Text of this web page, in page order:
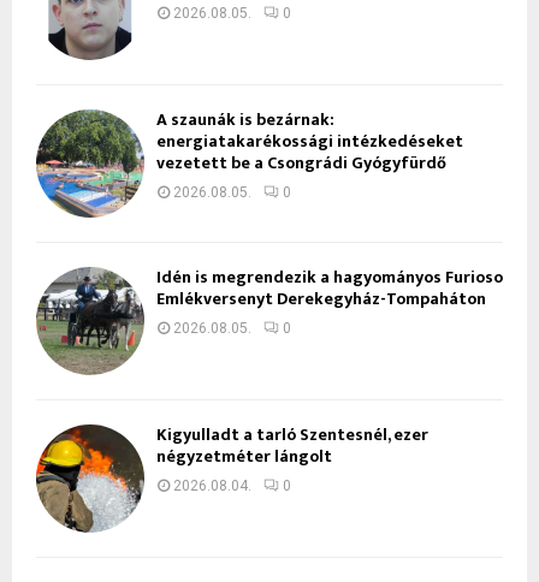
2026.08.05. 0
A szaunák is bezárnak:
energiatakarékossági intézkedéseket
vezetett be a Csongrádi Gyógyfürdő
2026.08.05. 0
Idén is megrendezik a hagyományos Furioso
Emlékversenyt Derekegyház-Tompaháton
2026.08.05. 0
Kigyulladt a tarló Szentesnél, ezer
négyzetméter lángolt
2026.08.04. 0